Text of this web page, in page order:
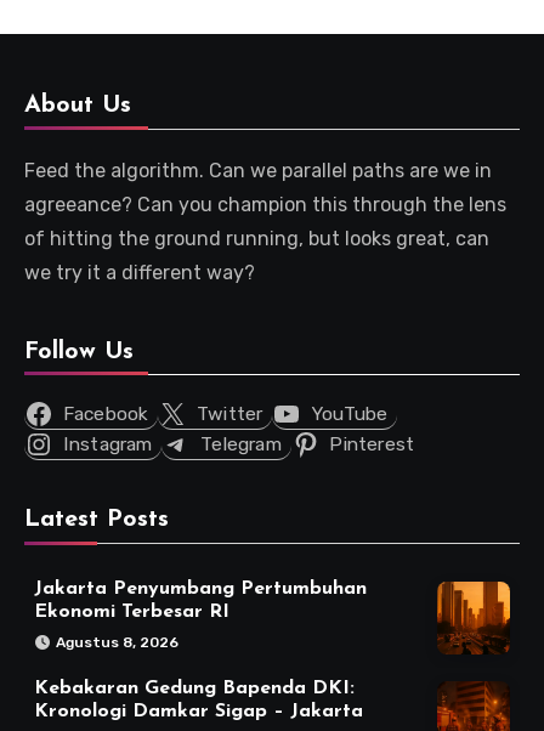
About Us
Feed the algorithm. Can we parallel paths are we in
agreeance? Can you champion this through the lens
of hitting the ground running, but looks great, can
we try it a different way?
Follow Us
Facebook Twitter
YouTube
Instagram
Telegram Pinterest
Latest Posts
Jakarta Penyumbang Pertumbuhan
Ekonomi Terbesar RI
Agustus 8, 2026
Kebakaran Gedung Bapenda DKI:
Kronologi Damkar Sigap – Jakarta